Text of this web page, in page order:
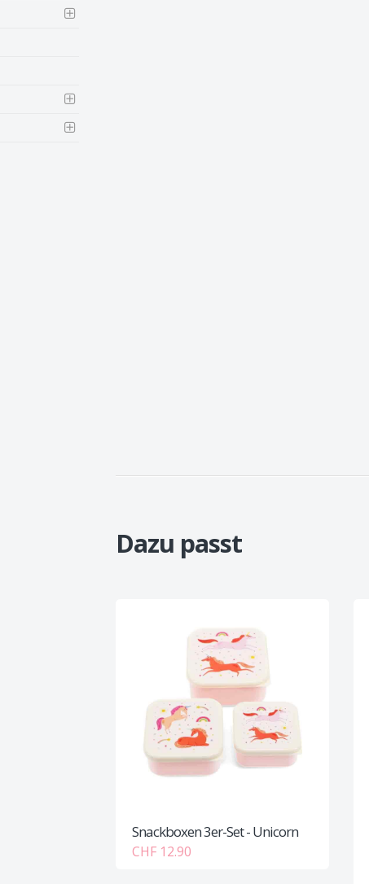
Dazu passt
Snackboxen 3er-Set - Unicorn
CHF 12.90